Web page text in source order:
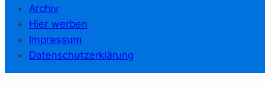
Archiv
Hier werben
Impressum
Datenschutzerklärung